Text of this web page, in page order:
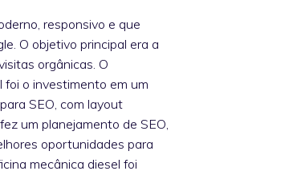
responsivo e que
O objetivo principal era a
orgânicas. O
o investimento em um
SEO, com layout
um planejamento de SEO,
oportunidades para
mecânica diesel foi